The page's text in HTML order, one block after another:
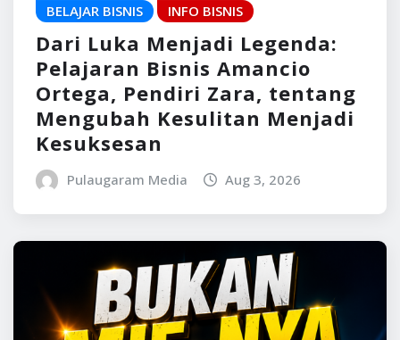
BELAJAR BISNIS INFO BISNIS
Dari Luka Menjadi Legenda:
Pelajaran Bisnis Amancio
Ortega, Pendiri Zara, tentang
Mengubah Kesulitan Menjadi
Kesuksesan
Pulaugaram Media Aug 3, 2026